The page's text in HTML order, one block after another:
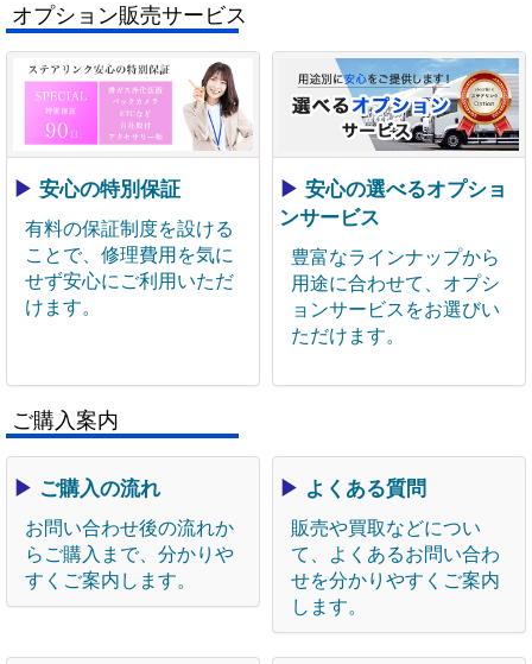
オプション販売サービス
▶ 安心の特別保証
有料の保証制度を設ける
ことで、修理費用を気に
せず安心にご利用いただ
けます。
▶ 安心の選べるオプショ
ンサービス
豊富なラインナップから
用途に合わせて、オプシ
ョンサービスをお選びい
ただけます。
ご購入案内
▶ ご購入の流れ
お問い合わせ後の流れか
らご購入まで、分かりや
すくご案内します。
▶ よくある質問
販売や買取などについ
て、よくあるお問い合わ
せを分かりやすくご案内
します。